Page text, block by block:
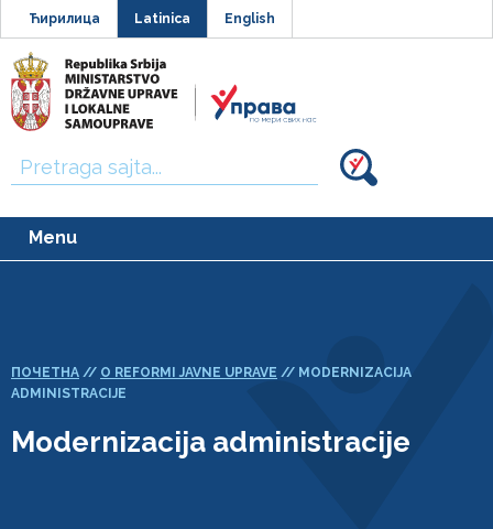
Ћирилица Latinica English
Traži:
Menu
ПОЧЕТНА // O REFORMI JAVNE UPRAVE // MODERNIZACIJA
ADMINISTRACIJE
Modernizacija administracije